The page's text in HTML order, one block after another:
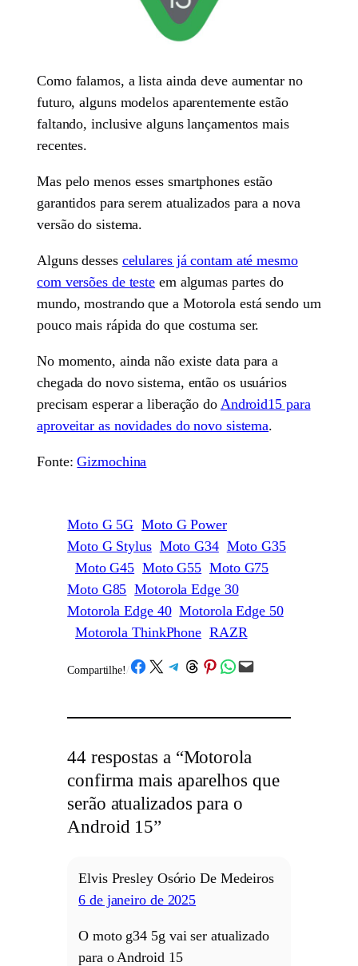
Como falamos, a lista ainda deve aumentar no
futuro, alguns modelos aparentemente estão
faltando, inclusive alguns lançamentos mais
recentes.
Mas pelo menos esses smartphones estão
garantidos para serem atualizados para a nova
versão do sistema.
Alguns desses celulares já contam até mesmo
com versões de teste em algumas partes do
mundo, mostrando que a Motorola está sendo um
pouco mais rápida do que costuma ser.
No momento, ainda não existe data para a
chegada do novo sistema, então os usuários
precisam esperar a liberação do Android15 para
aproveitar as novidades do novo sistema.
Fonte:Gizmochina
Moto G 5G Moto G Power
Moto G Stylus Moto G34 Moto G35
Moto G45 Moto G55 Moto G75
Moto G85 Motorola Edge 30
Motorola Edge 40 Motorola Edge 50
Motorola ThinkPhone RAZR
Compartilhe!/Share on Facebook
Share on X Share on Telegram
Share on Threads
Share on Pinterest
Share on WhatsApp
Email this Page
44 respostas a “Motorola
confirma mais aparelhos que
serão atualizados para o
Android 15”
Elvis Presley Osório De Medeiros
6 de janeiro de 2025
O moto g34 5g vai ser atualizado
para o Android 15